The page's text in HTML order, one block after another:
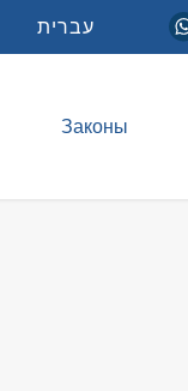
עברית
Законы